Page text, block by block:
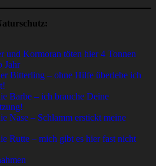
und Kormoran töten hier 4 Tonnen
Jahr
Bitterling – ohne Hilfe überlebe ich
Barbe – ich brauche Deine
Nase – Schlamm erstickt meine
Rutte – mich gibt es hier fast nicht